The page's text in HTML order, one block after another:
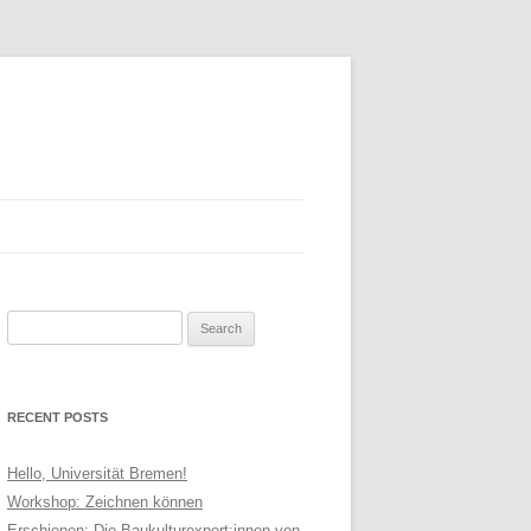
RECENT POSTS
Hello, Universität Bremen!
Workshop: Zeichnen können